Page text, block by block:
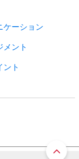
ケーション
メント
ト